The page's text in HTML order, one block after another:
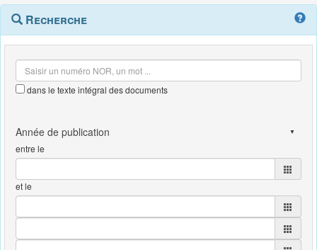
Navigation
outils
Menu
contextuel
Recherche
dans le texte intégral des documents
entre le
et le